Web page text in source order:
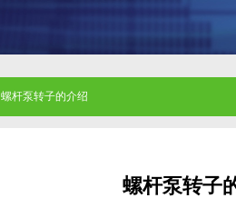
螺杆泵转子的介绍
螺杆泵转子